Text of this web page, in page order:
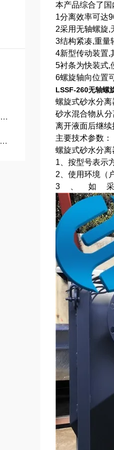
本产品综合了
1分离效率可达
2采用无轴螺旋,
3结构紧凑,重量
4新型传动装置,
5衬条为快装式,
6螺旋轴向位置
LSSF-260无轴螺
螺旋式砂水分离
砂水混合物从
离开液面后继
主要技术参数：
螺旋式砂水分离
1、按型号表示
2、使用环境（
3、如